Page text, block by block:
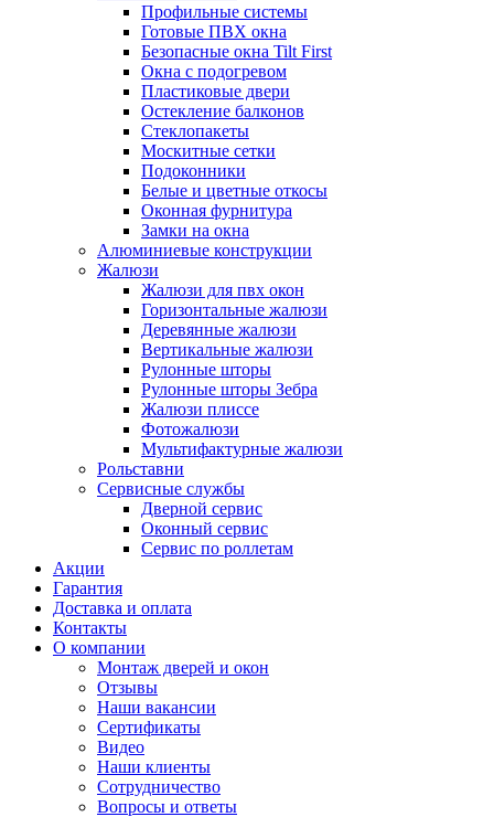
Профильные системы
Готовые ПВХ окна
Безопасные окна Tilt First
Окна с подогревом
Пластиковые двери
Остекление балконов
Стеклопакеты
Москитные сетки
Подоконники
Белые и цветные откосы
Оконная фурнитура
Замки на окна
Алюминиевые конструкции
Жалюзи
Жалюзи для пвх окон
Горизонтальные жалюзи
Деревянные жалюзи
Вертикальные жалюзи
Рулонные шторы
Рулонные шторы Зебра
Жалюзи плиссе
Фотожалюзи
Мультифактурные жалюзи
Рольставни
Сервисные службы
Дверной сервис
Оконный сервис
Сервис по роллетам
Акции
Гарантия
Доставка и оплата
Контакты
О компании
Монтаж дверей и окон
Отзывы
Наши вакансии
Сертификаты
Видео
Наши клиенты
Сотрудничество
Вопросы и ответы